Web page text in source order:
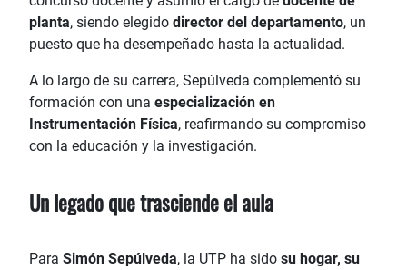
planta, siendo elegido director del departamento, un
puesto que ha desempeñado hasta la actualidad.
A lo largo de su carrera, Sepúlveda complementó su
formación con una especialización en
Instrumentación Física, reafirmando su compromiso
con la educación y la investigación.
Un legado que trasciende el aula
Para Simón Sepúlveda, la UTP ha sido su hogar, su